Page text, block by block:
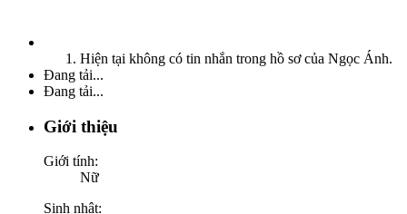
Hiện tại không có tin nhắn trong hồ sơ của Ngọc Ánh.
Đang tải...
Đang tải...
Giới thiệu
Giới tính:
Nữ
Sinh nhật: